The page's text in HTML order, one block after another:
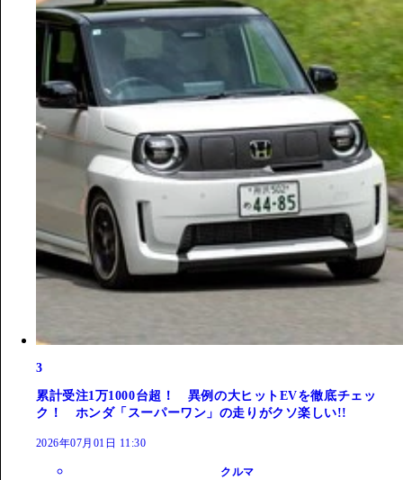
3
累計受注1万1000台超！ 異例の大ヒットEVを徹底チェッ
ク！ ホンダ「スーパーワン」の走りがクソ楽しい!!
2026年07月01日 11:30
クルマ